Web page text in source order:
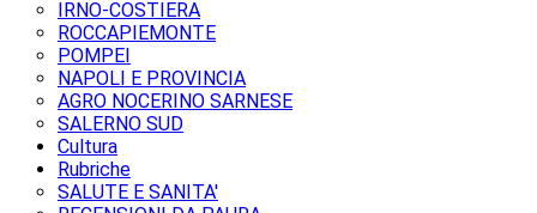
IRNO-COSTIERA
ROCCAPIEMONTE
POMPEI
NAPOLI E PROVINCIA
AGRO NOCERINO SARNESE
SALERNO SUD
Cultura
Rubriche
SALUTE E SANITA'